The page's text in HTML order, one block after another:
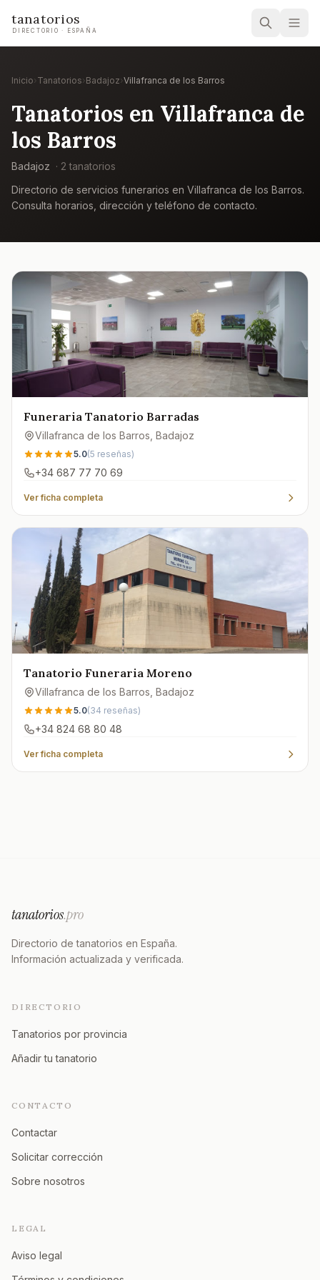
tanatorios
DIRECTORIO · ESPAÑA
Inicio› Tanatorios› Badajoz›Villafranca de los Barros
Tanatorios en Villafranca de
los Barros
Badajoz · 2 tanatorios
Directorio de servicios funerarios en Villafranca de los Barros.
Consulta horarios, dirección y teléfono de contacto.
Funeraria Tanatorio Barradas
Villafranca de los Barros , Badajoz
5.0(5 reseñas)
+34 687 77 70 69
Ver ficha completa
Tanatorio Funeraria Moreno
Villafranca de los Barros , Badajoz
5.0(34 reseñas)
+34 824 68 80 48
Ver ficha completa
tanatorios.pro
Directorio de tanatorios en España.
Información actualizada y verificada.
DIRECTORIO
Tanatorios por provincia
Añadir tu tanatorio
CONTACTO
Contactar
Solicitar corrección
Sobre nosotros
LEGAL
Aviso legal